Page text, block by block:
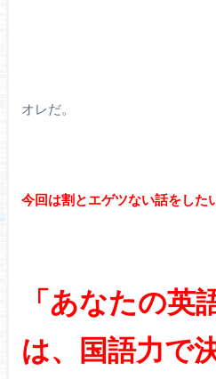
オレだ。
今回は割とエゲツない話をした
「あなたの英
は、国語力で